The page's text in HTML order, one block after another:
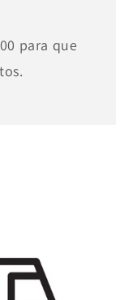
para que